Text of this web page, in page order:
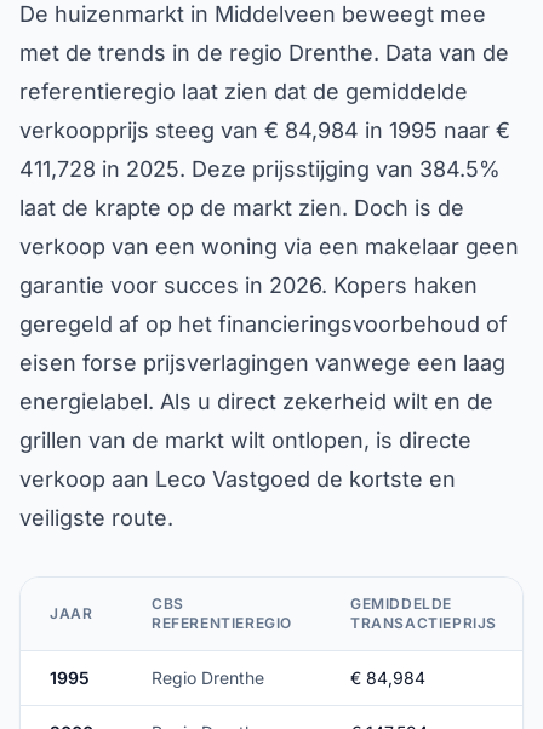
De huizenmarkt in Middelveen beweegt mee
met de trends in de regio Drenthe. Data van de
referentieregio laat zien dat de gemiddelde
verkoopprijs steeg van € 84,984 in 1995 naar €
411,728 in 2025. Deze prijsstijging van 384.5%
laat de krapte op de markt zien. Doch is de
verkoop van een woning via een makelaar geen
garantie voor succes in 2026. Kopers haken
geregeld af op het financieringsvoorbehoud of
eisen forse prijsverlagingen vanwege een laag
energielabel. Als u direct zekerheid wilt en de
grillen van de markt wilt ontlopen, is directe
verkoop aan Leco Vastgoed de kortste en
veiligste route.
JAAR
CBS
REFERENTIEREGIO
GEMIDDELDE
TRANSACTIEPRIJS
1995 Regio Drenthe € 84,984